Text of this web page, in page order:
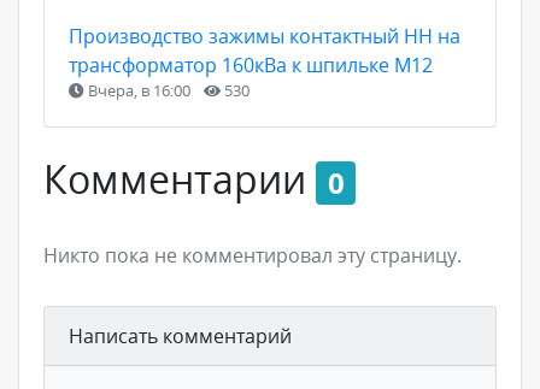
Производство зажимы контактный НН на
трансформатор 160кВа к шпильке М12
Вчера, в 16:00 530
Комментарии 0
Никто пока не комментировал эту страницу.
Написать комментарий